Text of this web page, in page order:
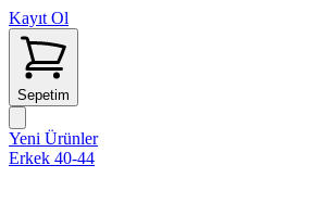
Kayıt Ol
Sepetim
Yeni Ürünler
Erkek 40-44